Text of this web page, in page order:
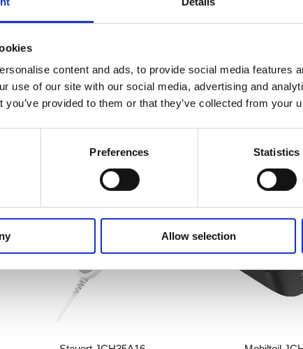
content and ads, to provide social media features
use of our site with our social media, advertising and
you’ve provided to them or that they’ve collected from your
Preferences Statistics
Allow selection
Controller von Jiecang
Verwandte Produkte